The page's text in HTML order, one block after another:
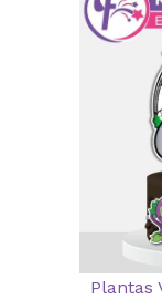
Plantas